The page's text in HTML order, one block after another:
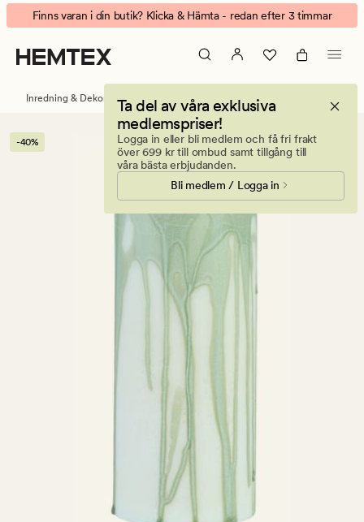
Overdripped
blockljus
grön
Animerad
banner.
Klicka
på
att
pausa.
Finns varan i din butik? Klicka & Hämta - redan efter 3 timmar
Ta del av våra exklusiva
medlemspriser!
Logga in eller bli medlem och få fri frakt
över 699 kr till ombud samt tillgång till
våra bästa erbjudanden.
Bli medlem / Logga in
Inredning & Dekorationer Ljus & doftljus Blockljus
-40%